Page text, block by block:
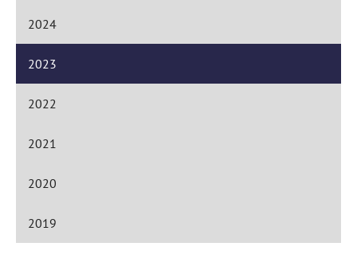
2024
2023
2022
2021
2020
2019